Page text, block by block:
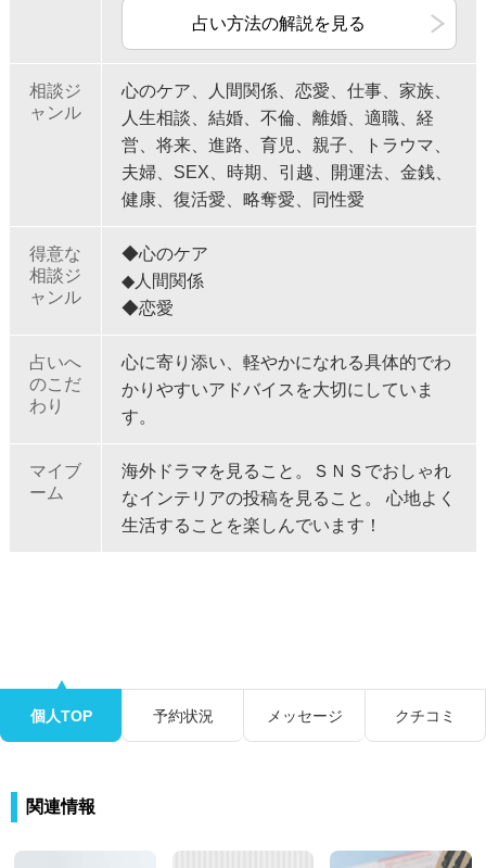
占い方法の解説を見る
相談ジ
ャンル
心のケア、人間関係、恋愛、仕事、家族、
人生相談、結婚、不倫、離婚、適職、経
営、将来、進路、育児、親子、トラウマ、
夫婦、SEX、時期、引越、開運法、金銭、
健康、復活愛、略奪愛、同性愛
得意な
相談ジ
ャンル
◆心のケア
◆人間関係
◆恋愛
占いへ
のこだ
わり
心に寄り添い、軽やかになれる具体的でわ
かりやすいアドバイスを大切にしていま
す。
マイブ
ーム
海外ドラマを見ること。ＳＮＳでおしゃれ
なインテリアの投稿を見ること。 心地よく
生活することを楽しんでいます！
個人TOP 予約状況 メッセージ クチコミ
関連情報